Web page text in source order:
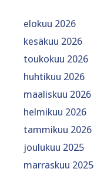
elokuu 2026
kesäkuu 2026
toukokuu 2026
huhtikuu 2026
maaliskuu 2026
helmikuu 2026
tammikuu 2026
joulukuu 2025
marraskuu 2025